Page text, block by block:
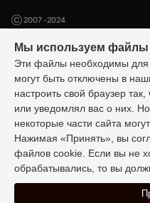
Ⓒ 2007 -2024
Представленная информация не
положениями ст. 437 (2) ГК РФ и
Политика конфиденциальности
Разработка:
Мы используем файлы
Эти файлы необходимы для
могут быть отключены в
настроить свой браузер
или уведомлял вас о них.
некоторые части сайта
Нажимая «Принять», вы
файлов cookie. Если вы не
обрабатывались, то вы